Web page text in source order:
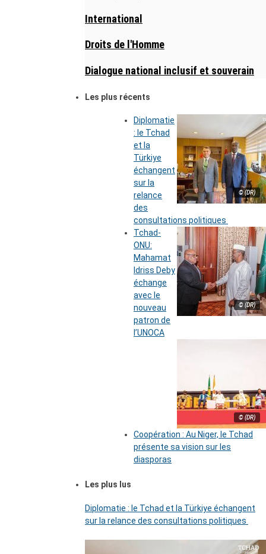
International
Droits de l'Homme
Dialogue national inclusif et souverain
Les plus récents
© (DR)
Diplomatie
: le Tchad
et la
Türkiye
échangent
sur la
relance
des
consultations politiques
© (DR)
Tchad-
ONU:
Mahamat
Idriss Deby
échange
avec le
nouveau
patron de
l’UNOCA
© (DR)
Coopération : Au Niger, le Tchad
présente sa vision sur les
diasporas
Les plus lus
Diplomatie : le Tchad et la Türkiye échangent
sur la relance des consultations politiques